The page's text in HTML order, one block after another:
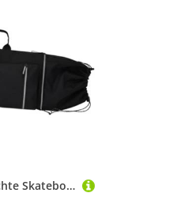
rockible wasserdichte Skateboard-Tasche mit Verstellbaren Trägern Und Handgriff für Longboard Cruiser Deck Aufbewahrung, Schwarz